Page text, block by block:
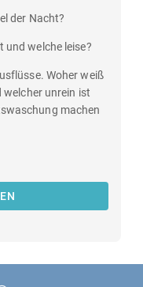
der Nacht?
und welche leise?
Woher weiß
welcher unrein ist
machen